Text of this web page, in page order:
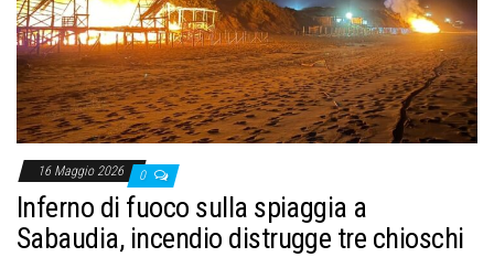
16 Maggio 2026 0
Inferno di fuoco sulla spiaggia a
Sabaudia, incendio distrugge tre chioschi